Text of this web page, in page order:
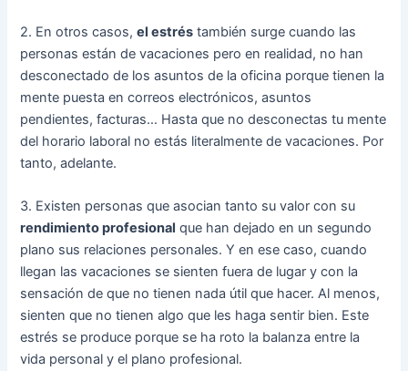
2. En otros casos,el estrés también surge cuando las
personas están de vacaciones pero en realidad, no han
desconectado de los asuntos de la oficina porque tienen la
mente puesta en correos electrónicos, asuntos
pendientes, facturas… Hasta que no desconectas tu mente
del horario laboral no estás literalmente de vacaciones. Por
tanto, adelante.
3. Existen personas que asocian tanto su valor con su
rendimiento profesional que han dejado en un segundo
plano sus relaciones personales. Y en ese caso, cuando
llegan las vacaciones se sienten fuera de lugar y con la
sensación de que no tienen nada útil que hacer. Al menos,
sienten que no tienen algo que les haga sentir bien. Este
estrés se produce porque se ha roto la balanza entre la
vida personal y el plano profesional.